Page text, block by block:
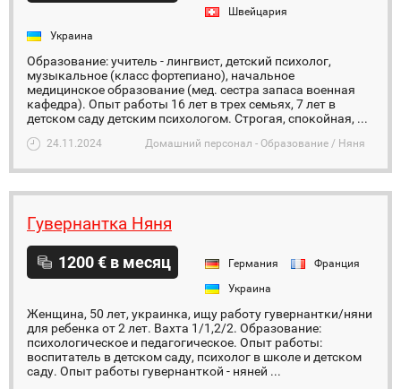
Швейцария
Украина
Образование: учитель - лингвист, детский психолог,
музыкальное (класс фортепиано), начальное
медицинское образование (мед. сестра запаса военная
кафедра). Опыт работы 16 лет в трех семьях, 7 лет в
детском саду детским психологом. Строгая, спокойная, ...
24.11.2024 Домашний персонал - Образование / Няня
Гувернантка Няня
1200 € в месяц Германия
Франция
Украина
Женщина, 50 лет, украинка, ищу работу гувернантки/няни
для ребенка от 2 лет. Вахта 1/1,2/2. Образование:
психологическое и педагогическое. Опыт работы:
воспитатель в детском саду, психолог в школе и детском
саду. Опыт работы гувернанткой - няней ...